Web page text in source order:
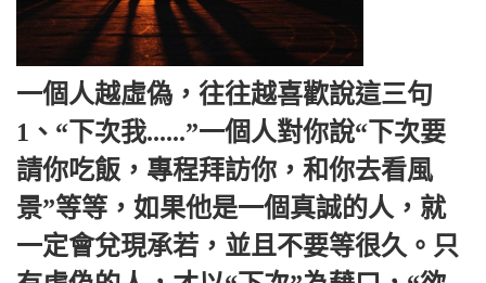
一個人越虛偽，往往越喜歡說這三句
1、“下次我......”一個人對你說“下次要
請你吃飯，專程拜訪你，和你去看風
景”等等，如果他是一個真誠的人，就
一定會兌現承若，並且不要等很久。只